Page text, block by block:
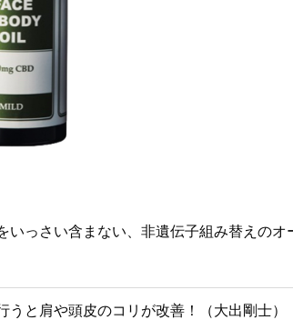
っさい含まない、非遺伝子組み替えのオ
と肩や頭皮のコリが改善！（大出剛士）